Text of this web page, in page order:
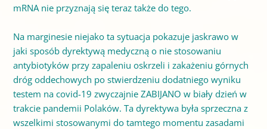
mRNA nie przyznają się teraz także do tego.
Na marginesie niejako ta sytuacja pokazuje jaskrawo w
jaki sposób dyrektywą medyczną o nie stosowaniu
antybiotyków przy zapaleniu oskrzeli i zakażeniu górnych
dróg oddechowych po stwierdzeniu dodatniego wyniku
testem na covid-19 zwyczajnie ZABIJANO w biały dzień w
trakcie pandemii Polaków. Ta dyrektywa była sprzeczna z
wszelkimi stosowanymi do tamtego momentu zasadami